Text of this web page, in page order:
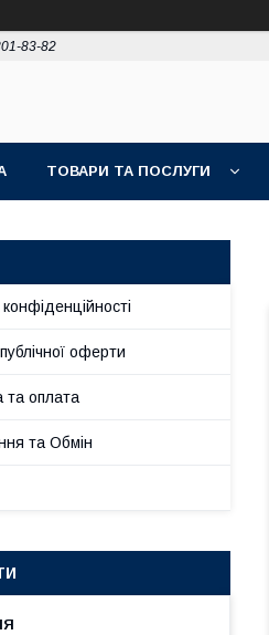
83-82
ТОВАРИ ТА ПОСЛУГИ
оферти
та оплата
та Обмін